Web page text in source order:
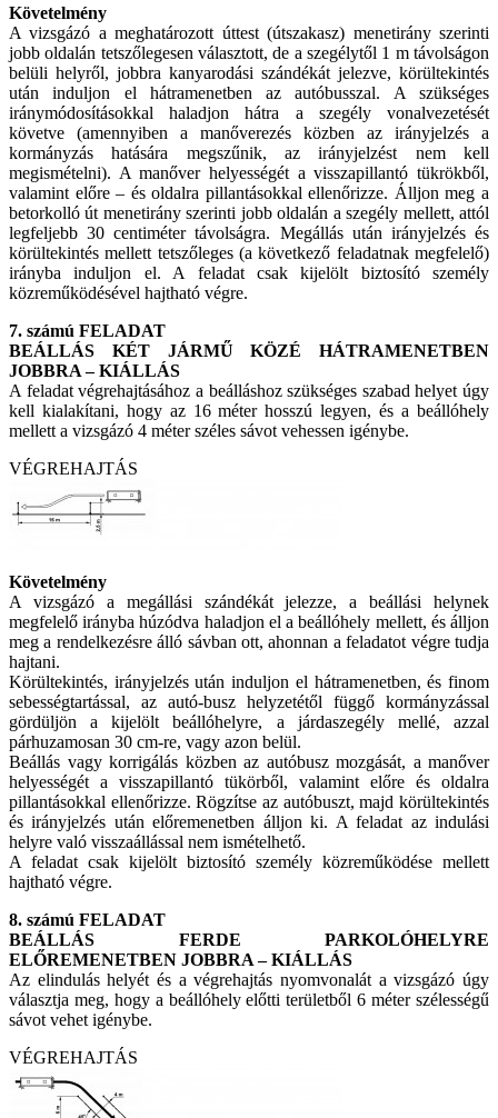
Követelmény
A vizsgázó a meghatározott úttest (útszakasz) menetirány szerinti
jobb oldalán tetszőlegesen választott, de a szegélytől 1 m távolságon
belüli helyről, jobbra kanyarodási szándékát jelezve, körültekintés
után induljon el hátramenetben az autóbusszal. A szükséges
iránymódosításokkal haladjon hátra a szegély vonalvezetését
követve (amennyiben a manőverezés közben az irányjelzés a
kormányzás hatására megszűnik, az irányjelzést nem kell
megismételni). A manőver helyességét a visszapillantó tükrökből,
valamint előre – és oldalra pillantásokkal ellenőrizze. Álljon meg a
betorkolló út menetirány szerinti jobb oldalán a szegély mellett, attól
legfeljebb 30 centiméter távolságra. Megállás után irányjelzés és
körültekintés mellett tetszőleges (a következő feladatnak megfelelő)
irányba induljon el. A feladat csak kijelölt biztosító személy
közreműködésével hajtható végre.
7. számú FELADAT
BEÁLLÁS KÉT JÁRMŰ KÖZÉ HÁTRAMENETBEN
JOBBRA – KIÁLLÁS
A feladat végrehajtásához a beálláshoz szükséges szabad helyet úgy
kell kialakítani, hogy az 16 méter hosszú legyen, és a beállóhely
mellett a vizsgázó 4 méter széles sávot vehessen igénybe.
VÉGREHAJTÁS
Követelmény
A vizsgázó a megállási szándékát jelezze, a beállási helynek
megfelelő irányba húzódva haladjon el a beállóhely mellett, és álljon
meg a rendelkezésre álló sávban ott, ahonnan a feladatot végre tudja
hajtani.
Körültekintés, irányjelzés után induljon el hátramenetben, és finom
sebességtartással, az autó-busz helyzetétől függő kormányzással
gördüljön a kijelölt beállóhelyre, a járdaszegély mellé, azzal
párhuzamosan 30 cm-re, vagy azon belül.
Beállás vagy korrigálás közben az autóbusz mozgását, a manőver
helyességét a visszapillantó tükörből, valamint előre és oldalra
pillantásokkal ellenőrizze. Rögzítse az autóbuszt, majd körültekintés
és irányjelzés után előremenetben álljon ki. A feladat az indulási
helyre való visszaállással nem ismételhető.
A feladat csak kijelölt biztosító személy közreműködése mellett
hajtható végre.
8. számú FELADAT
BEÁLLÁS FERDE PARKOLÓHELYRE
ELŐREMENETBEN JOBBRA – KIÁLLÁS
Az elindulás helyét és a végrehajtás nyomvonalát a vizsgázó úgy
választja meg, hogy a beállóhely előtti területből 6 méter szélességű
sávot vehet igénybe.
VÉGREHAJTÁS